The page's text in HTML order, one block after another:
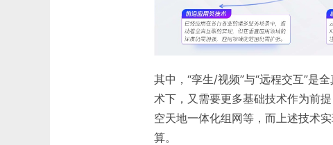
其中，“孪生/视频”与“远程交互”是
术下，又需要更多基础技术作为前
空天地一体化组网等，而上述技术
算。